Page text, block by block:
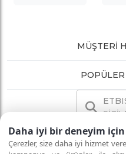
Daha iyi bir deneyim
Çerezler, size daha iyi hizmet
MÜŞTERI
POPÜLER
SİCİL